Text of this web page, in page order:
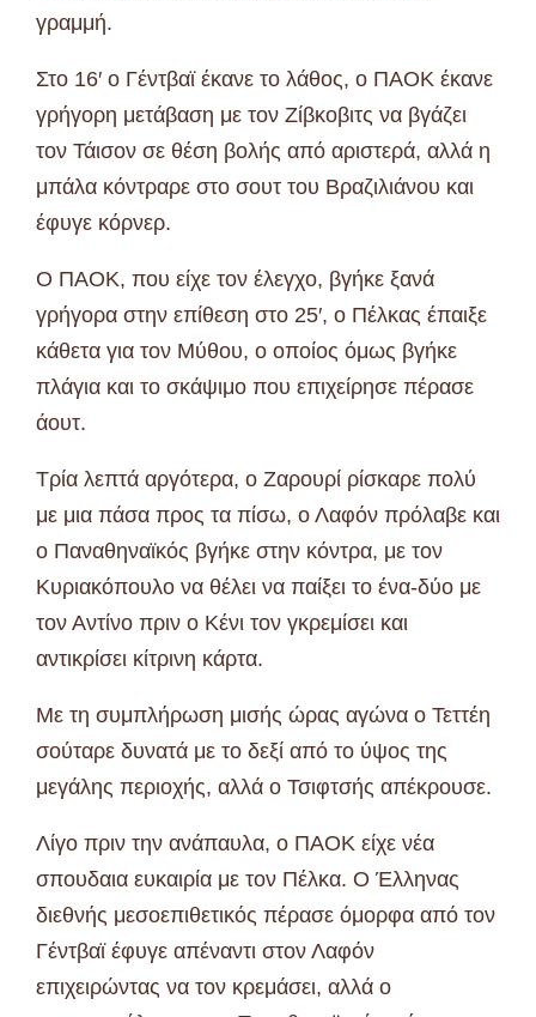
γραμμή.
Στο 16′ ο Γέντβαϊ έκανε το λάθος, ο ΠΑΟΚ έκανε
γρήγορη μετάβαση με τον Ζίβκοβιτς να βγάζει
τον Τάισον σε θέση βολής από αριστερά, αλλά η
μπάλα κόντραρε στο σουτ του Βραζιλιάνου και
έφυγε κόρνερ.
Ο ΠΑΟΚ, που είχε τον έλεγχο, βγήκε ξανά
γρήγορα στην επίθεση στο 25′, ο Πέλκας έπαιξε
κάθετα για τον Μύθου, ο οποίος όμως βγήκε
πλάγια και το σκάψιμο που επιχείρησε πέρασε
άουτ.
Τρία λεπτά αργότερα, ο Ζαρουρί ρίσκαρε πολύ
με μια πάσα προς τα πίσω, ο Λαφόν πρόλαβε και
ο Παναθηναϊκός βγήκε στην κόντρα, με τον
Κυριακόπουλο να θέλει να παίξει το ένα-δύο με
τον Αντίνο πριν ο Κένι τον γκρεμίσει και
αντικρίσει κίτρινη κάρτα.
Με τη συμπλήρωση μισής ώρας αγώνα ο Τεττέη
σούταρε δυνατά με το δεξί από το ύψος της
μεγάλης περιοχής, αλλά ο Τσιφτσής απέκρουσε.
Λίγο πριν την ανάπαυλα, ο ΠΑΟΚ είχε νέα
σπουδαια ευκαιρία με τον Πέλκα. Ο Έλληνας
διεθνής μεσοεπιθετικός πέρασε όμορφα από τον
Γέντβαϊ έφυγε απέναντι στον Λαφόν
επιχειρώντας να τον κρεμάσει, αλλά ο